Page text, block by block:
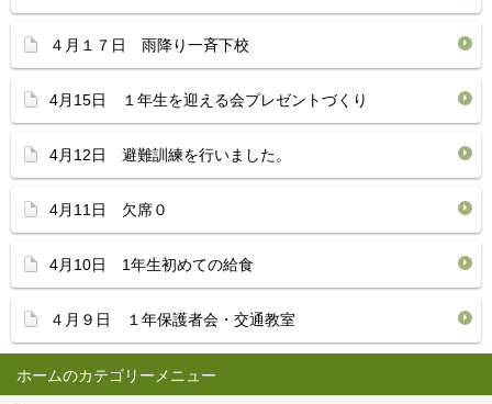
ホーム
４月１７日 雨降り一斉下校
4月15日 １年生を迎える会プレゼントづくり
4月12日 避難訓練を行いました。
4月11日 欠席０
4月10日 1年生初めての給食
４月９日 １年保護者会・交通教室